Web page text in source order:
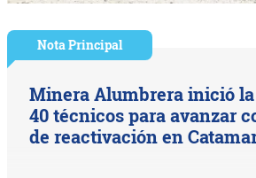
Nota Principal
Minera Alumbrera inició
40 técnicos para avanzar
de reactivación en